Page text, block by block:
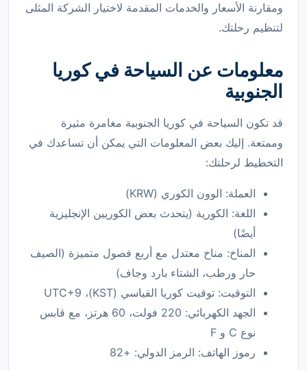
ومقارنة الأسعار والخدمات المقدمة لاختيار الشركة المثلى
لتنظيم رحلتك.
معلومات عن السياحة في كوريا
الجنوبية
قد تكون السياحة في كوريا الجنوبية مغامرة مثيرة
وممتعة. إليك بعض المعلومات التي يمكن أن تساعدك في
التخطيط لرحلتك:
العملة: الوون الكوري (KRW)
اللغة: الكورية (يتحدث بعض الكوريين الإنجليزية
أيضًا)
المناخ: مناخ معتدل مع أربع فصول متميزة (الصيف
حار ورطب، الشتاء بارد وجاف)
التوقيت: توقيت كوريا القياسي (KST)، UTC+9
الجهد الكهربائي: 220 فولت، 60 هرتز، مع قابس
نوع C و F
رموز الهاتف: الرمز الدولي: +82